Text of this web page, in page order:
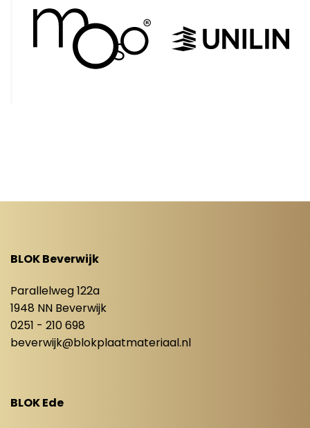
BLOK Beverwijk
Parallelweg 122a
1948 NN Beverwijk
0251 - 210 698
beverwijk@blokplaatmateriaal.nl
BLOK Ede